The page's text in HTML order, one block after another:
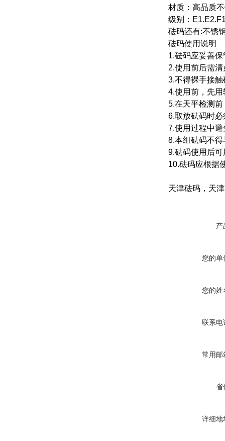
材质：高品质
级别：
砝码还有:不锈
砝码使用说明
1.砝码应妥善
2.使用前后需
3.不得裸手接
4.使用前，先
5.在天平检测
6.取放砝码时
7.使用过程中
8.本组砝码不
9.砝码使用后
10.砝码应根据
天津砝码，天
产
您的单
您的姓
联系电
常用邮
省
详细地